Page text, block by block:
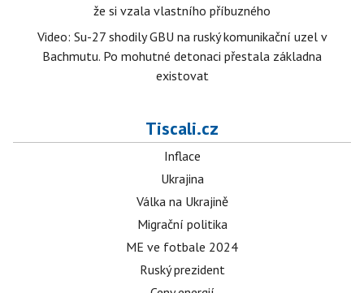
že si vzala vlastního příbuzného
Video: Su-27 shodily GBU na ruský komunikační uzel v
Bachmutu. Po mohutné detonaci přestala základna
existovat
Tiscali.cz
Inflace
Ukrajina
Válka na Ukrajině
Migrační politika
ME ve fotbale 2024
Ruský prezident